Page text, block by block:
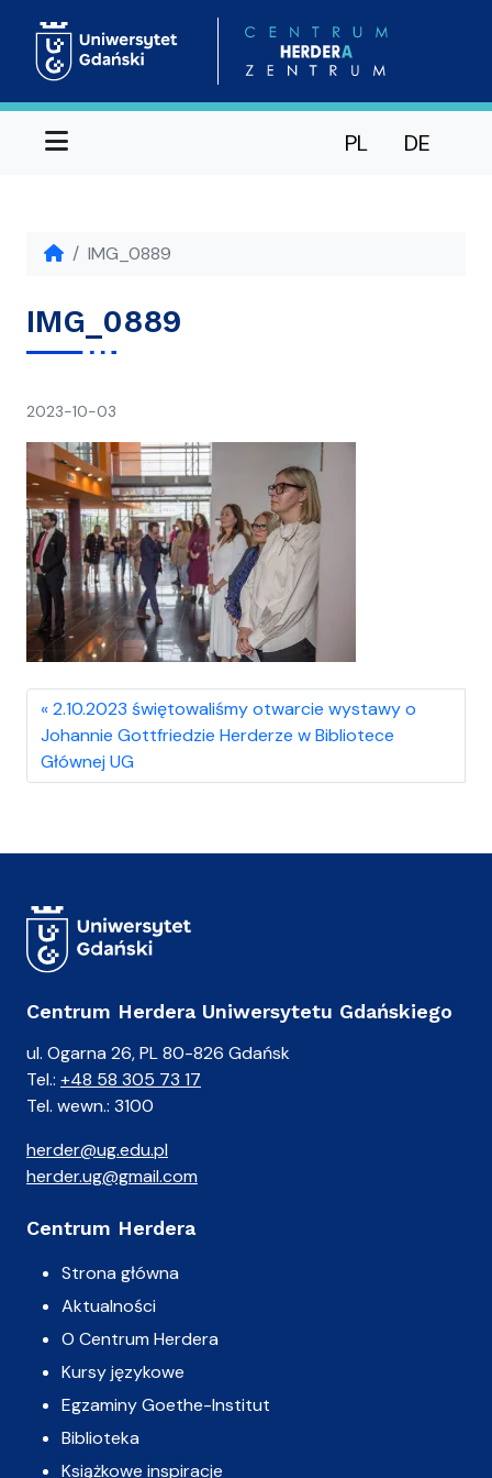
Menu PL DE
IMG_0889
IMG_0889
2023-10-03
2.10.2023 świętowaliśmy otwarcie wystawy o
Johannie Gottfriedzie Herderze w Bibliotece
Głównej UG
Centrum Herdera Uniwersytetu Gdańskiego
ul. Ogarna 26, PL 80-826 Gdańsk
Tel.: +48 58 305 73 17
Tel. wewn.: 3100
herder@ug.edu.pl
herder.ug@gmail.com
Centrum Herdera
Strona główna
Aktualności
O Centrum Herdera
Kursy językowe
Egzaminy Goethe-Institut
Biblioteka
Książkowe inspiracje